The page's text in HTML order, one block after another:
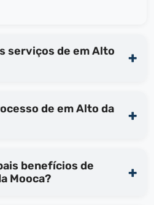
de em Alto
em Alto da
benefícios de
da Mooca?